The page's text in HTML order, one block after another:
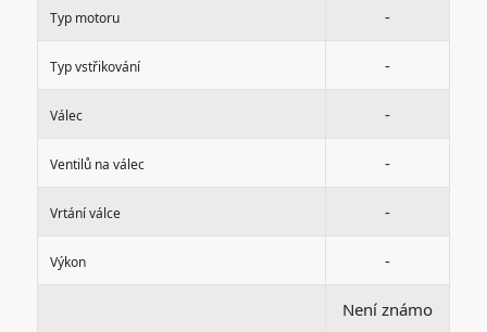
Typ motoru -
Typ vstřikování -
Válec -
Ventilů na válec -
Vrtání válce -
Výkon -
Není známo